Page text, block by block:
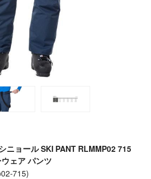
ニョール SKI PANT RLMMP02 715
ェア パンツ
715)